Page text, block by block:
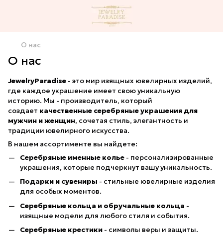
О нас
О нас
JewelryParadise - это мир изящных ювелирных изделий,
где каждое украшение имеет свою уникальную
историю. Мы - производитель, который
создает качественные серебряные украшения для
мужчин и женщин, сочетая стиль, элегантность и
традиции ювелирного искусства.
В нашем ассортименте вы найдете:
Серебряные именные колье - персонализированные
украшения, которые подчеркнут вашу уникальность.
Подарки и сувениры - стильные ювелирные изделия
для особых моментов.
Серебряные кольца и обручальные кольца -
изящные модели для любого стиля и события.
Серебряные крестики - символы веры и защиты.